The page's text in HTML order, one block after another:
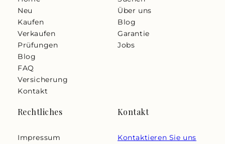
Neu
Kaufen
Verkaufen
Prüfungen
Blog
FAQ
Versicherung
Kontakt
Über uns
Blog
Garantie
Jobs
Rechtliches
Impressum
Kontakt
Kontaktieren Sie uns